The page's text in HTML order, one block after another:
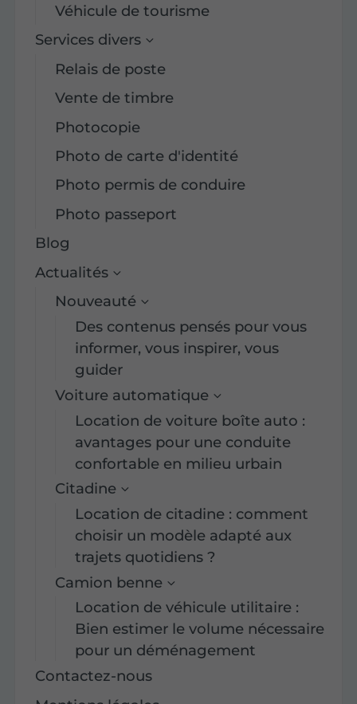
Véhicule de tourisme
Services divers
Relais de poste
Vente de timbre
Photocopie
Photo de carte d'identité
Photo permis de conduire
Photo passeport
Blog
Actualités
Nouveauté
Des contenus pensés pour vous
informer, vous inspirer, vous
guider
Voiture automatique
Location de voiture boîte auto :
avantages pour une conduite
confortable en milieu urbain
Citadine
Location de citadine : comment
choisir un modèle adapté aux
trajets quotidiens ?
Camion benne
Location de véhicule utilitaire :
Bien estimer le volume nécessaire
pour un déménagement
Contactez-nous